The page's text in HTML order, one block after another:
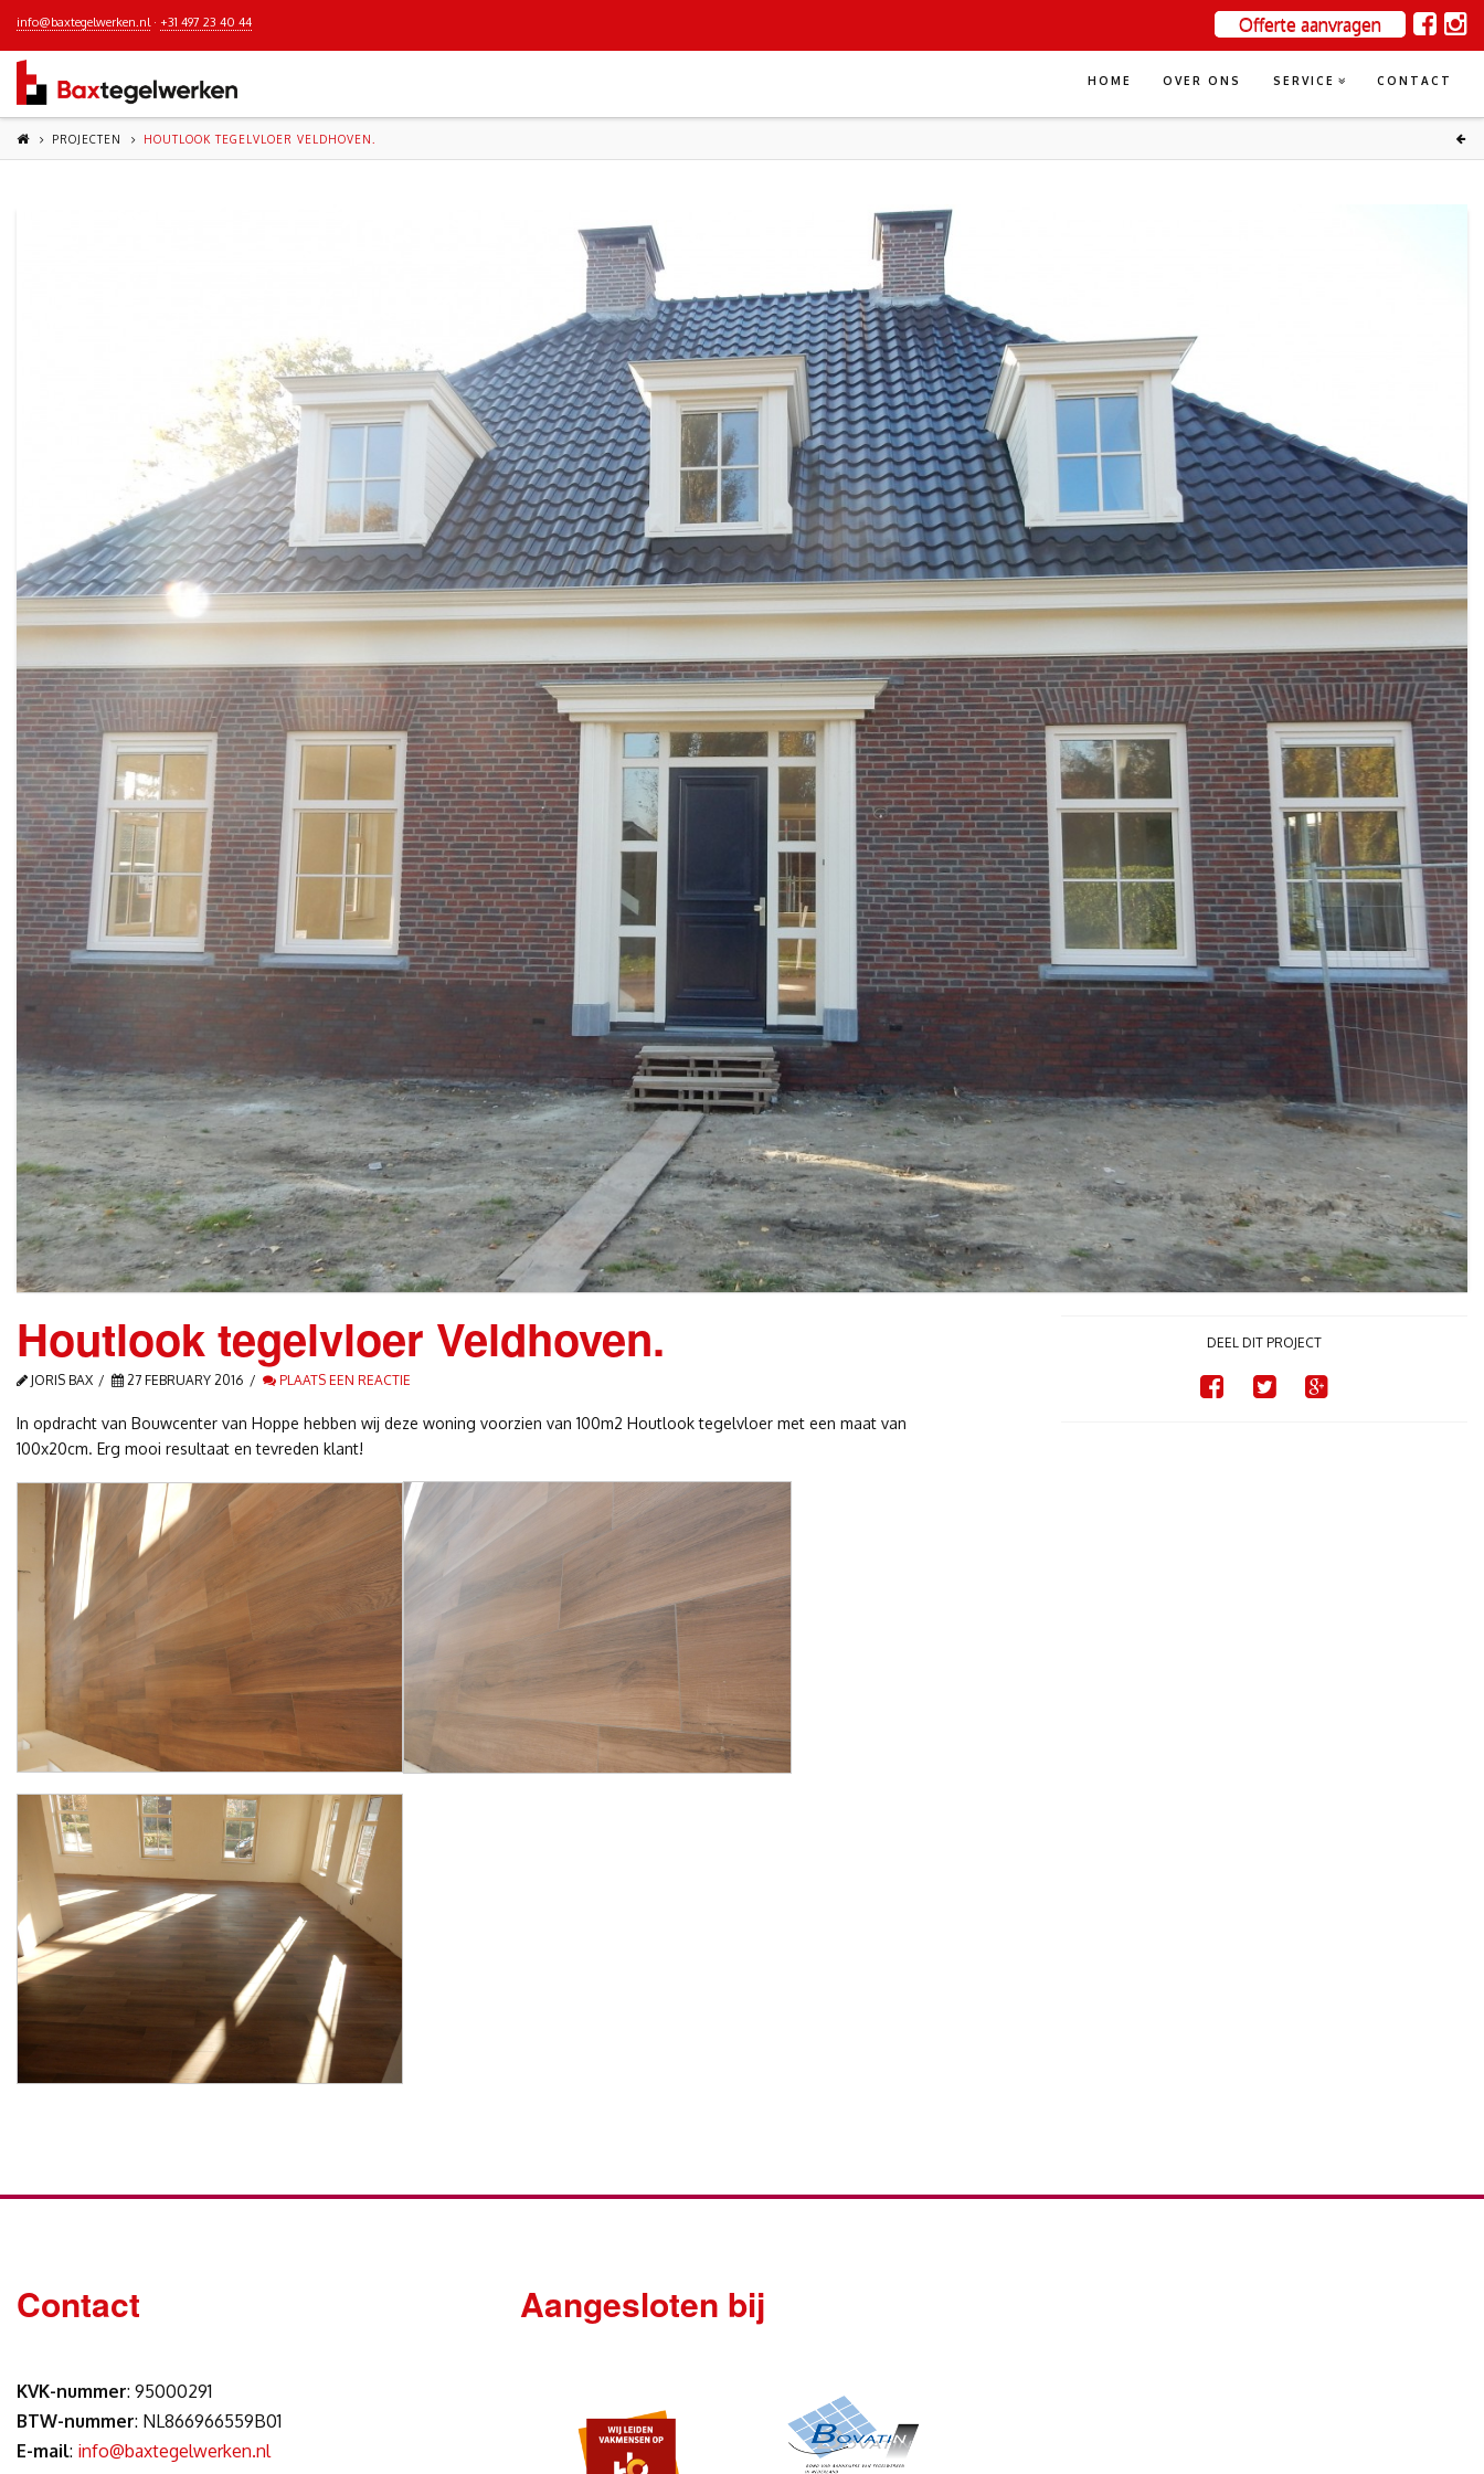
info@baxtegelwerken.nl· +31 497 23 40 44 Offerte aanvragen
HOME OVER ONS SERVICE CONTACT
PROJECTEN HOUTLOOK TEGELVLOER VELDHOVEN.
Houtlook tegelvloer Veldhoven.
JORIS BAX 27 FEBRUARY 2016 PLAATS EEN REACTIE
In opdracht van Bouwcenter van Hoppe hebben wij deze woning voorzien van 100m2 Houtlook tegelvloer met een maat van
100x20cm. Erg mooi resultaat en tevreden klant!
DEEL DIT PROJECT
Contact
KVK-nummer: 95000291
BTW-nummer: NL866966559B01
E-mail: info@baxtegelwerken.nl
Aangesloten bij